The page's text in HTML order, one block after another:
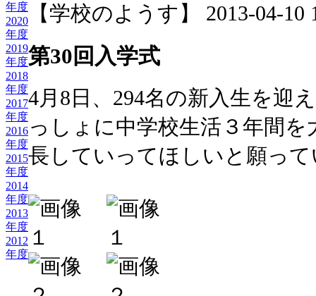
年度
2020
年度
2019
年度
2018
年度
2017
年度
2016
年度
2015
年度
2014
年度
2013
年度
2012
年度
【学校のようす】 2013-04-10
第30回入学式
4月8日、294名の新入生を迎
っしょに中学校生活３年間
長していってほしいと願っ